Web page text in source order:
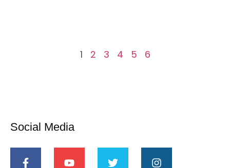
1 2 3 4 5 6
Social Media